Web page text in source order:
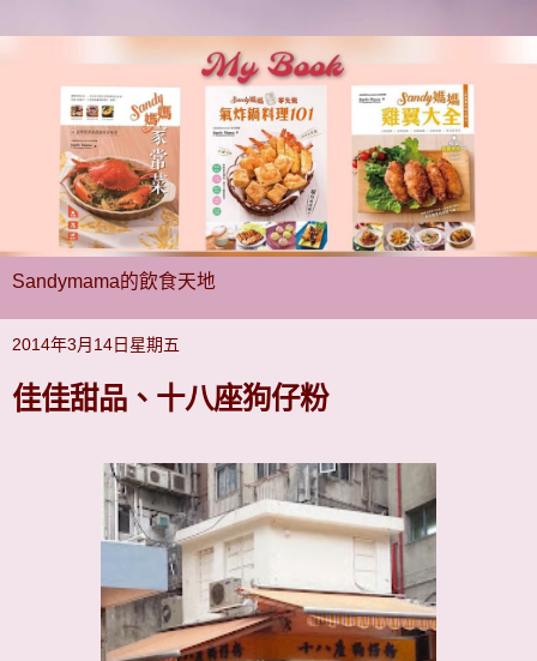
Sandymama的飲食天地
2014年3月14日星期五
佳佳甜品、十八座狗仔粉